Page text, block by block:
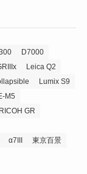
D7000
Leica Q2
Lumix S9
M5
RICOH GR
α7III 東京百景